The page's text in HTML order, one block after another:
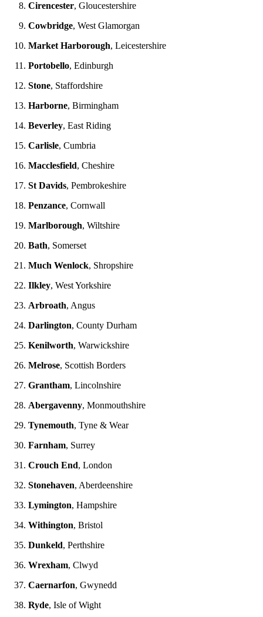
Cirencester, Gloucestershire
Cowbridge, West Glamorgan
Market Harborough, Leicestershire
Portobello, Edinburgh
Stone, Staffordshire
Harborne, Birmingham
Beverley, East Riding
Carlisle, Cumbria
Macclesfield, Cheshire
St Davids, Pembrokeshire
Penzance, Cornwall
Marlborough, Wiltshire
Bath, Somerset
Much Wenlock, Shropshire
Ilkley, West Yorkshire
Arbroath, Angus
Darlington, County Durham
Kenilworth, Warwickshire
Melrose, Scottish Borders
Grantham, Lincolnshire
Abergavenny, Monmouthshire
Tynemouth, Tyne & Wear
Farnham, Surrey
Crouch End, London
Stonehaven, Aberdeenshire
Lymington, Hampshire
Withington, Bristol
Dunkeld, Perthshire
Wrexham, Clwyd
Caernarfon, Gwynedd
Ryde, Isle of Wight